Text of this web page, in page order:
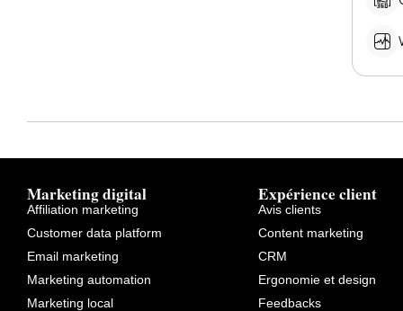
Marketing digital
Affiliation marketing
Customer data platform
Email marketing
Marketing automation
Marketing local
Expérience client
Avis clients
Content marketing
CRM
Ergonomie et design
Feedbacks